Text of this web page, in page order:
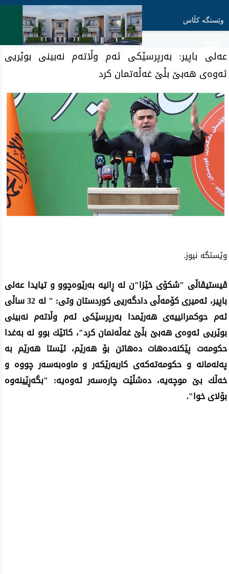
وێستگە کڵاس
عەلی باپیر: بەرپرسێکی ئەم وڵاتەم نەبینی بوێریی
ئەوەی هەبێ بڵێ غه‌ڵه‌تمان كرد
وێستگه‌ نیوزـ
ڤیستیڤاڵی "شکۆی خێزا"ن له‌ ڕانیە به‌رێوه‌چوو و تیایدا عه‌لی
باپیر، ئه‌میری كۆمه‌ڵی دادگه‌ریی كوردستان وتی: " له‌ 32 ساڵی
ئه‌م حوكمرانییه‌ی هه‌رێمدا بەرپرسێکی ئەم وڵاتەم نەبینی
بوێریی ئەوەی هەبێ بڵێ غه‌ڵه‌نمان كرد"، كاتێك بوو له‌ به‌غدا
حكومه‌ت پێكنه‌ده‌هات ده‌هاتن بۆ هه‌رێم، ئێستا هه‌رێم به‌
په‌له‌مانه‌ و حكومه‌ته‌كه‌ی كاربه‌رێكه‌ر و ماوه‌به‌سه‌ر چووه‌ و
خه‌ڵك بێ موچه‌یه‌، ده‌شڵێت چاره‌سه‌ر ئه‌وه‌یه‌: "بگه‌ڕێینه‌وه‌
بۆلای خوا".